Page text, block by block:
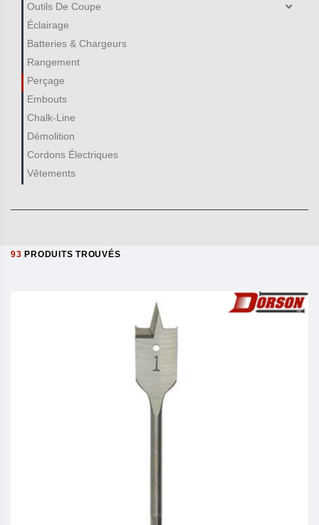
Outils De Coupe
Éclairage
Batteries & Chargeurs
Rangement
Perçage
Embouts
Chalk-Line
Démolition
Cordons Électriques
Vêtements
93 PRODUITS TROUVÉS